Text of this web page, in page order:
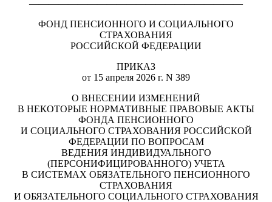
——————————————————————
ФОНД ПЕНСИОННОГО И СОЦИАЛЬНОГО
СТРАХОВАНИЯ
РОССИЙСКОЙ ФЕДЕРАЦИИ
ПРИКАЗ
от 15 апреля 2026 г. N 389
О ВНЕСЕНИИ ИЗМЕНЕНИЙ
В НЕКОТОРЫЕ НОРМАТИВНЫЕ ПРАВОВЫЕ АКТЫ
ФОНДА ПЕНСИОННОГО
И СОЦИАЛЬНОГО СТРАХОВАНИЯ РОССИЙСКОЙ
ФЕДЕРАЦИИ ПО ВОПРОСАМ
ВЕДЕНИЯ ИНДИВИДУАЛЬНОГО
(ПЕРСОНИФИЦИРОВАННОГО) УЧЕТА
В СИСТЕМАХ ОБЯЗАТЕЛЬНОГО ПЕНСИОННОГО
СТРАХОВАНИЯ
И ОБЯЗАТЕЛЬНОГО СОЦИАЛЬНОГО СТРАХОВАНИЯ